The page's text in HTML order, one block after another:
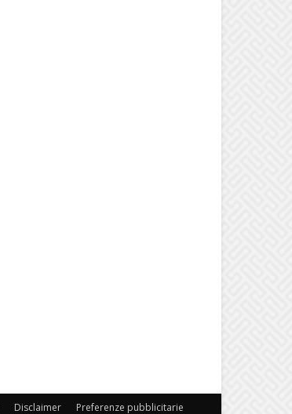
Disclaimer Preferenze pubblicitarie